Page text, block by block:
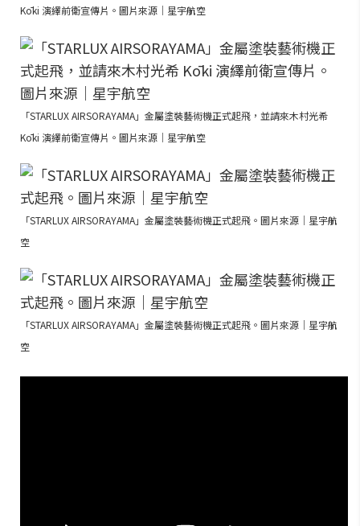
Kōki 演繹前衛宣傳片。圖片來源｜星宇航空
「STARLUX AIRSORAYAMA」金屬塗裝藝術機正式起飛，並請來木村光希
Kōki 演繹前衛宣傳片。圖片來源｜星宇航空
「STARLUX AIRSORAYAMA」金屬塗裝藝術機正式起飛。圖片來源｜星宇航
空
「STARLUX AIRSORAYAMA」金屬塗裝藝術機正式起飛。圖片來源｜星宇航
空